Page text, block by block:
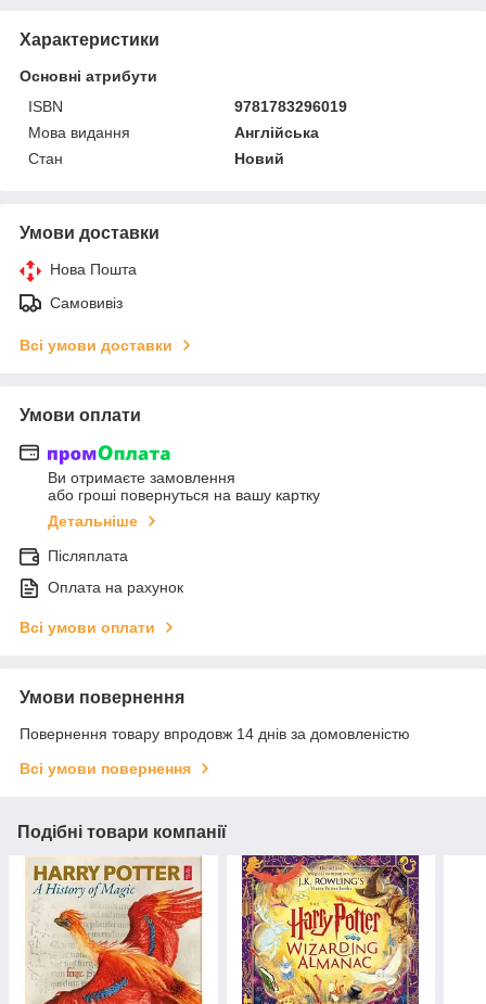
Характеристики
Основні атрибути
ISBN
9781783296019
Мова видання
Англійська
Стан
Новий
Умови доставки
Нова Пошта
Самовивіз
Всі умови доставки
Умови оплати
Ви отримаєте замовлення
або гроші повернуться на вашу картку
Детальніше
Післяплата
Оплата на рахунок
Всі умови оплати
Умови повернення
Повернення товару впродовж 14 днів за домовленістю
Всі умови повернення
Подібні товари компанії